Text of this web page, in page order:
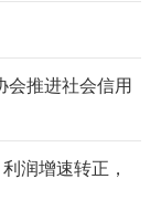
会推进社会信用
润增速转正，